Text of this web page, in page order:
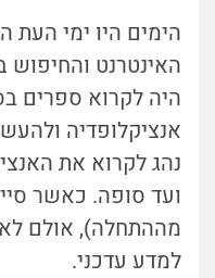
הימים היו ימי העת
האינטרנט והחיפוש
היה לקרוא ספרים
אנציקלופדיה
נהג לקרוא את
ועד סופה. כאשר
מההתחלה), אולם
למדע עדכני.